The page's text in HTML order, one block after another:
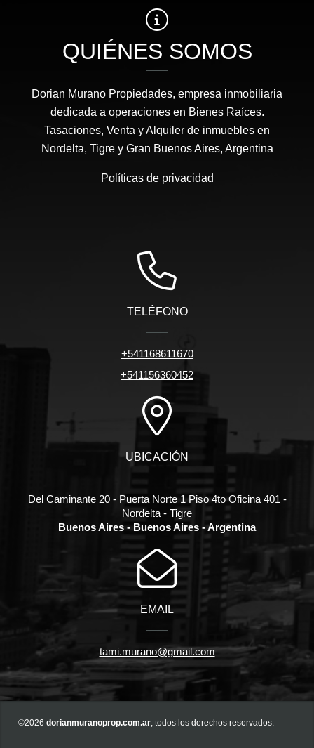
QUIÉNES SOMOS
Dorian Murano Propiedades, empresa inmobiliaria
dedicada a operaciones en Bienes Raíces.
Tasaciones, Venta y Alquiler de inmuebles en
Nordelta, Tigre y Gran Buenos Aires, Argentina
Políticas de privacidad
TELÉFONO
+541168611670
+541156360452
UBICACIÓN
Del Caminante 20 - Puerta Norte 1 Piso 4to Oficina 401 -
Nordelta - Tigre
Buenos Aires - Buenos Aires - Argentina
EMAIL
tami.murano@gmail.com
©2026 dorianmuranoprop.com.ar, todos los derechos reservados.